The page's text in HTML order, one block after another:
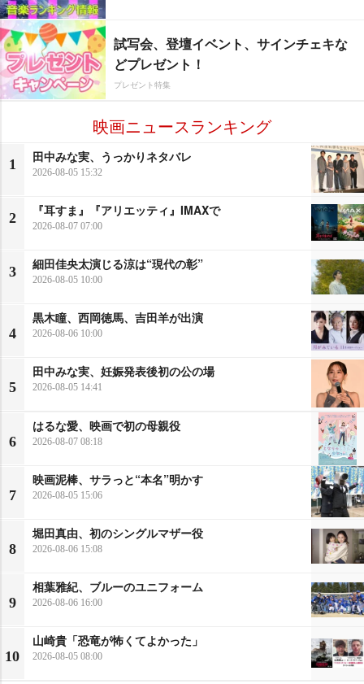
試写会、登壇イベント、サインチェキな
どプレゼント！
プレゼント特集
映画ニュースランキング
1
田中みな実、うっかりネタバレ
2026-08-05 15:32
2
『耳すま』『アリエッティ』IMAXで
2026-08-07 07:00
3
細田佳央太演じる涼は“現代の彰”
2026-08-05 10:00
4
黒木瞳、西岡徳馬、吉田羊が出演
2026-08-06 10:00
5
田中みな実、妊娠発表後初の公の場
2026-08-05 14:41
6
はるな愛、映画で初の母親役
2026-08-07 08:18
7
映画泥棒、サラっと“本名”明かす
2026-08-05 15:06
8
堀田真由、初のシングルマザー役
2026-08-06 15:08
9
相葉雅紀、ブルーのユニフォーム
2026-08-06 16:00
10
山崎貴「恐竜が怖くてよかった」
2026-08-05 08:00